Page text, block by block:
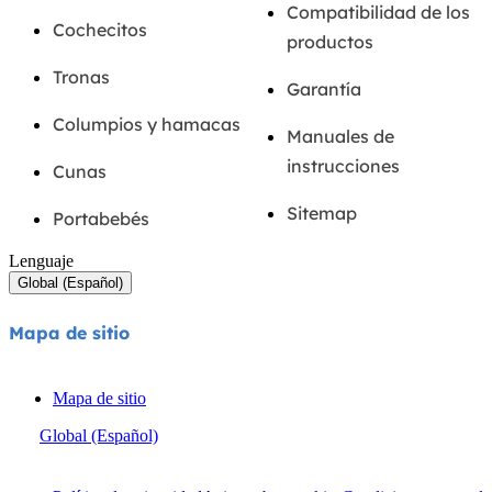
Cochecitos
Tronas
Columpios y hamacas
Cunas
Portabebés
Compatibilidad de los
productos
Garantía
Manuales de
instrucciones
Sitemap
Lenguaje
Global (Español)
Mapa de sitio
Mapa de sitio
Global (Español)